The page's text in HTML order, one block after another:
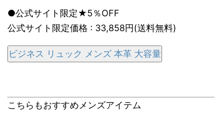
●公式サイト限定★5％OFF
公式サイト限定価格 : 33,858円(送料無料)
ビジネス リュック メンズ 本革 大容量
こちらもおすすめメンズアイテム